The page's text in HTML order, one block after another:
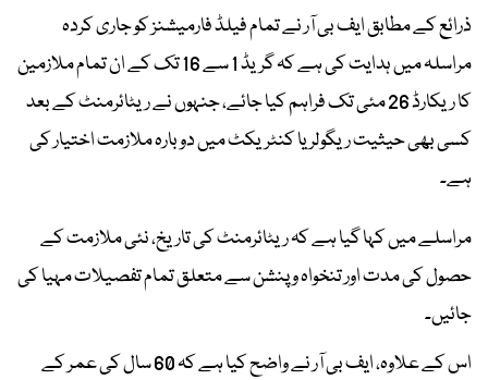
ذرائع کے مطابق ایف بی آر نے تمام فیلڈ فارمیشنز کو جاری کردہ
مراسلہ میں ہدایت کی ہے کہ گریڈ 1 سے 16 تک کے ان تمام ملازمین
کا ریکارڈ 26 مئی تک فراہم کیا جائے، جنہوں نے ریٹائرمنٹ کے بعد
کسی بھی حیثیت ریگولر یا کنٹریکٹ میں دوبارہ ملازمت اختیار کی
ہے۔
مراسلے میں کہا گیا ہے کہ ریٹائرمنٹ کی تاریخ، نئی ملازمت کے
حصول کی مدت اور تنخواہ و پنشن سے متعلق تمام تفصیلات مہیا کی
جائیں۔
اس کے علاوہ، ایف بی آر نے واضح کیا ہے کہ 60 سال کی عمر کے